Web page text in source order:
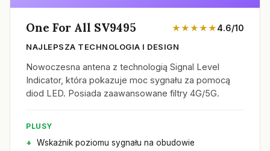
One For All SV9495 ★★★★★4.6/10
NAJLEPSZA TECHNOLOGIA I DESIGN
Nowoczesna antena z technologią Signal Level
Indicator, która pokazuje moc sygnału za pomocą
diod LED. Posiada zaawansowane filtry 4G/5G.
PLUSY
Wskaźnik poziomu sygnału na obudowie